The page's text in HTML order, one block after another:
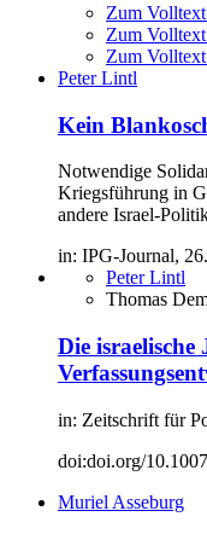
Zum
Zum
Zum
Peter Lintl
Kein
Notwendige
Kriegsführung in
andere Israel-
in: IPG-Journal,
Peter Lintl
Thomas
Die
in: Zeitschrift für
doi:doi.org/
Muriel Asseburg